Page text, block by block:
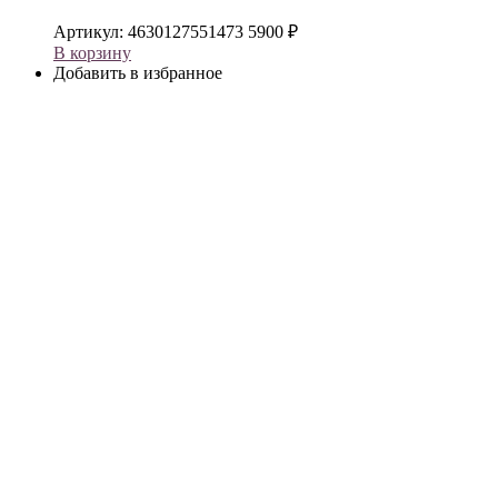
Артикул: 4630127551473 5900 ₽
В корзину
Добавить в избранное